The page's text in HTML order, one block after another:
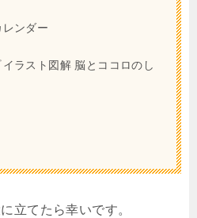
ンダー
ラスト図解 脳とココロのし
立てたら幸いです。